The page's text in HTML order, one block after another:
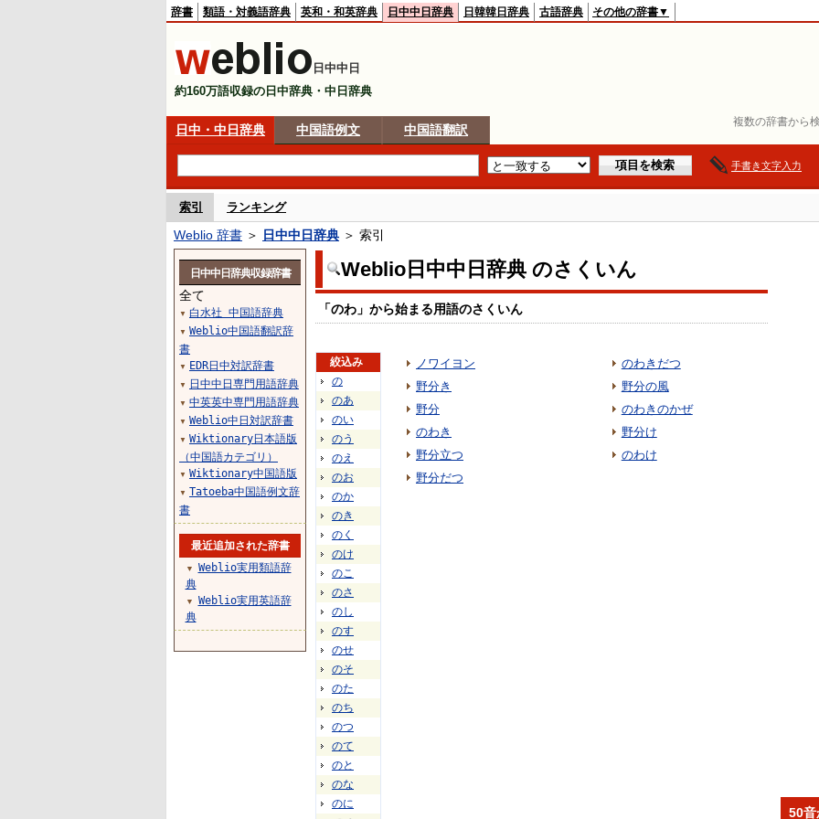
複数の辞書から
辞書 類語・対義語辞典 英和・和英辞典 日中中日辞典 日韓韓日辞典 古語辞典 その他の辞書▼
日中中日
約160万語収録の日中辞典・中日辞典
日中・中日辞典 中国語例文 中国語翻訳
手書き文字入力
索引 ランキング
Weblio 辞書 ＞ 日中中日辞典 ＞ 索引
Weblio日中中日辞典 のさくいん
「のわ」から始まる用語のさくいん
絞込み
の
のあ
のい
のう
のえ
のお
のか
のき
のく
のけ
のこ
のさ
のし
のす
のせ
のそ
のた
のち
のつ
のて
のと
のな
のに
ノワイヨン
野分き
野分
のわき
野分立つ
野分だつ
のわきだつ
野分の風
のわきのかぜ
野分け
のわけ
日中中日辞典収録辞書
全て
▼ 白水社 中国語辞典
▼ Weblio中国語翻訳辞
書
▼ EDR日中対訳辞書
▼ 日中中日専門用語辞典
▼ 中英英中専門用語辞典
▼ Weblio中日対訳辞書
▼ Wiktionary日本語版
（中国語カテゴリ）
▼ Wiktionary中国語版
▼ Tatoeba中国語例文辞
書
最近追加された辞書
▼
Weblio実用類語辞
典
▼
Weblio実用英語辞
典
50音